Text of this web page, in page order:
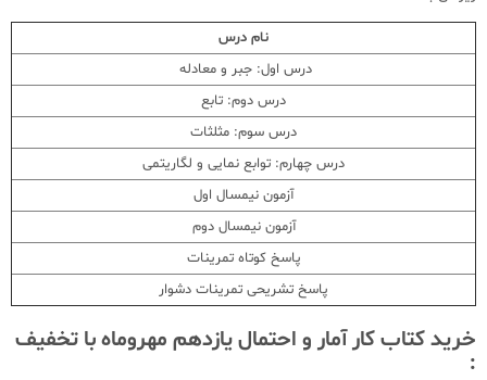
نام درس
درس اول: جبر و معادله
درس دوم: تابع
درس سوم: مثلثات
درس چهارم: توابع نمایی و لگاریتمی
آزمون نیمسال اول
آزمون نیمسال دوم
پاسخ کوتاه تمرینات
پاسخ تشریحی تمرینات دشوار
خرید کتاب کار آمار و احتمال یازدهم مهروماه با تخفیف
: